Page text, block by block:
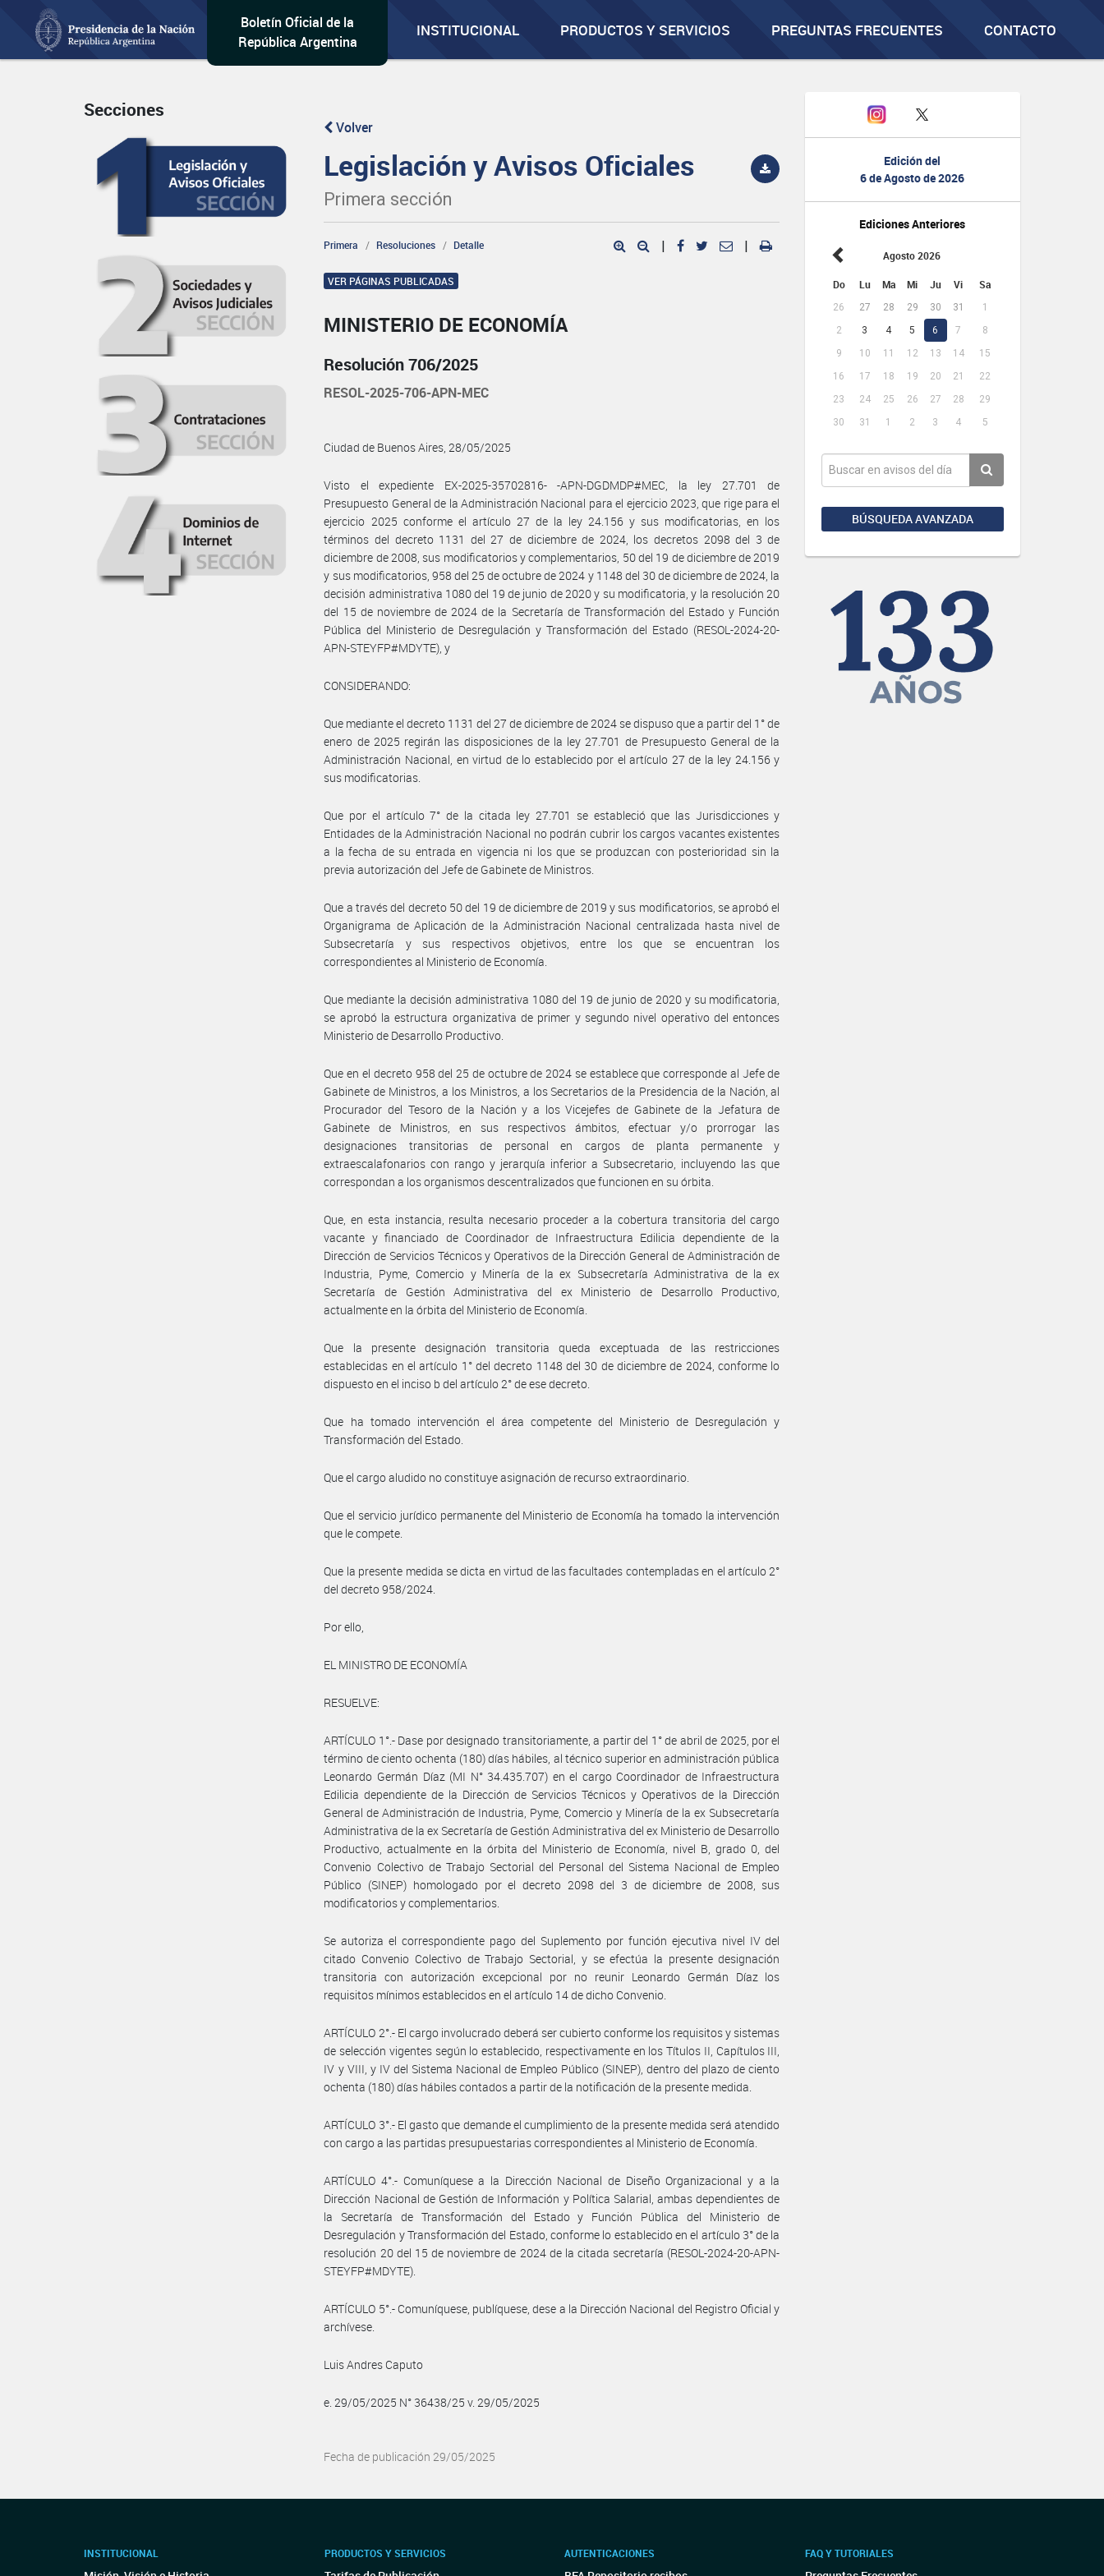
Boletín Oficial de la
República Argentina
INSTITUCIONAL PRODUCTOS Y SERVICIOS PREGUNTAS FRECUENTES CONTACTO
Edición del
6 de Agosto de 2026
Ediciones Anteriores
Agosto 2026
Do Lu Ma Mi Ju Vi Sa
26 27 28 29 30 31
1
2
3 4 5 6 7
8
9
10 11 12 13 14
15
16
17 18 19 20 21
22
23
24 25 26 27 28
29
30
31 1 2 3 4 5
BÚSQUEDA AVANZADA
Secciones
Volver
Legislación y Avisos Oficiales
Primera sección
Primera Resoluciones Detalle | |
VER PÁGINAS PUBLICADAS
MINISTERIO DE ECONOMÍA
Resolución 706/2025
RESOL-2025-706-APN-MEC
Ciudad de Buenos Aires, 28/05/2025
Visto el expediente EX-2025-35702816- -APN-DGDMDP#MEC, la ley 27.701 de
Presupuesto General de la Administración Nacional para el ejercicio 2023, que rige para el
ejercicio 2025 conforme el artículo 27 de la ley 24.156 y sus modificatorias, en los
términos del decreto 1131 del 27 de diciembre de 2024, los decretos 2098 del 3 de
diciembre de 2008, sus modificatorios y complementarios, 50 del 19 de diciembre de 2019
y sus modificatorios, 958 del 25 de octubre de 2024 y 1148 del 30 de diciembre de 2024, la
decisión administrativa 1080 del 19 de junio de 2020 y su modificatoria, y la resolución 20
del 15 de noviembre de 2024 de la Secretaría de Transformación del Estado y Función
Pública del Ministerio de Desregulación y Transformación del Estado (RESOL-2024-20-
APN-STEYFP#MDYTE), y
CONSIDERANDO:
Que mediante el decreto 1131 del 27 de diciembre de 2024 se dispuso que a partir del 1° de
enero de 2025 regirán las disposiciones de la ley 27.701 de Presupuesto General de la
Administración Nacional, en virtud de lo establecido por el artículo 27 de la ley 24.156 y
sus modificatorias.
Que por el artículo 7° de la citada ley 27.701 se estableció que las Jurisdicciones y
Entidades de la Administración Nacional no podrán cubrir los cargos vacantes existentes
a la fecha de su entrada en vigencia ni los que se produzcan con posterioridad sin la
previa autorización del Jefe de Gabinete de Ministros.
Que a través del decreto 50 del 19 de diciembre de 2019 y sus modificatorios, se aprobó el
Organigrama de Aplicación de la Administración Nacional centralizada hasta nivel de
Subsecretaría y sus respectivos objetivos, entre los que se encuentran los
correspondientes al Ministerio de Economía.
Que mediante la decisión administrativa 1080 del 19 de junio de 2020 y su modificatoria,
se aprobó la estructura organizativa de primer y segundo nivel operativo del entonces
Ministerio de Desarrollo Productivo.
Que en el decreto 958 del 25 de octubre de 2024 se establece que corresponde al Jefe de
Gabinete de Ministros, a los Ministros, a los Secretarios de la Presidencia de la Nación, al
Procurador del Tesoro de la Nación y a los Vicejefes de Gabinete de la Jefatura de
Gabinete de Ministros, en sus respectivos ámbitos, efectuar y/o prorrogar las
designaciones transitorias de personal en cargos de planta permanente y
extraescalafonarios con rango y jerarquía inferior a Subsecretario, incluyendo las que
correspondan a los organismos descentralizados que funcionen en su órbita.
Que, en esta instancia, resulta necesario proceder a la cobertura transitoria del cargo
vacante y financiado de Coordinador de Infraestructura Edilicia dependiente de la
Dirección de Servicios Técnicos y Operativos de la Dirección General de Administración de
Industria, Pyme, Comercio y Minería de la ex Subsecretaría Administrativa de la ex
Secretaría de Gestión Administrativa del ex Ministerio de Desarrollo Productivo,
actualmente en la órbita del Ministerio de Economía.
Que la presente designación transitoria queda exceptuada de las restricciones
establecidas en el artículo 1° del decreto 1148 del 30 de diciembre de 2024, conforme lo
dispuesto en el inciso b del artículo 2° de ese decreto.
Que ha tomado intervención el área competente del Ministerio de Desregulación y
Transformación del Estado.
Que el cargo aludido no constituye asignación de recurso extraordinario.
Que el servicio jurídico permanente del Ministerio de Economía ha tomado la intervención
que le compete.
Que la presente medida se dicta en virtud de las facultades contempladas en el artículo 2°
del decreto 958/2024.
Por ello,
EL MINISTRO DE ECONOMÍA
RESUELVE:
ARTÍCULO 1°.- Dase por designado transitoriamente, a partir del 1° de abril de 2025, por el
término de ciento ochenta (180) días hábiles, al técnico superior en administración pública
Leonardo Germán Díaz (MI N° 34.435.707) en el cargo Coordinador de Infraestructura
Edilicia dependiente de la Dirección de Servicios Técnicos y Operativos de la Dirección
General de Administración de Industria, Pyme, Comercio y Minería de la ex Subsecretaría
Administrativa de la ex Secretaría de Gestión Administrativa del ex Ministerio de Desarrollo
Productivo, actualmente en la órbita del Ministerio de Economía, nivel B, grado 0, del
Convenio Colectivo de Trabajo Sectorial del Personal del Sistema Nacional de Empleo
Público (SINEP) homologado por el decreto 2098 del 3 de diciembre de 2008, sus
modificatorios y complementarios.
Se autoriza el correspondiente pago del Suplemento por función ejecutiva nivel IV del
citado Convenio Colectivo de Trabajo Sectorial, y se efectúa la presente designación
transitoria con autorización excepcional por no reunir Leonardo Germán Díaz los
requisitos mínimos establecidos en el artículo 14 de dicho Convenio.
ARTÍCULO 2°.- El cargo involucrado deberá ser cubierto conforme los requisitos y sistemas
de selección vigentes según lo establecido, respectivamente en los Títulos II, Capítulos III,
IV y VIII, y IV del Sistema Nacional de Empleo Público (SINEP), dentro del plazo de ciento
ochenta (180) días hábiles contados a partir de la notificación de la presente medida.
ARTÍCULO 3°.- El gasto que demande el cumplimiento de la presente medida será atendido
con cargo a las partidas presupuestarias correspondientes al Ministerio de Economía.
ARTÍCULO 4°.- Comuníquese a la Dirección Nacional de Diseño Organizacional y a la
Dirección Nacional de Gestión de Información y Política Salarial, ambas dependientes de
la Secretaría de Transformación del Estado y Función Pública del Ministerio de
Desregulación y Transformación del Estado, conforme lo establecido en el artículo 3° de la
resolución 20 del 15 de noviembre de 2024 de la citada secretaría (RESOL-2024-20-APN-
STEYFP#MDYTE).
ARTÍCULO 5°.- Comuníquese, publíquese, dese a la Dirección Nacional del Registro Oficial y
archívese.
Luis Andres Caputo
e. 29/05/2025 N° 36438/25 v. 29/05/2025
Fecha de publicación 29/05/2025
INSTITUCIONAL PRODUCTOS Y SERVICIOS AUTENTICACIONES FAQ Y TUTORIALES